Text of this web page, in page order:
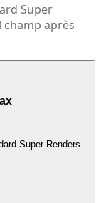
Super
après
Super Renders